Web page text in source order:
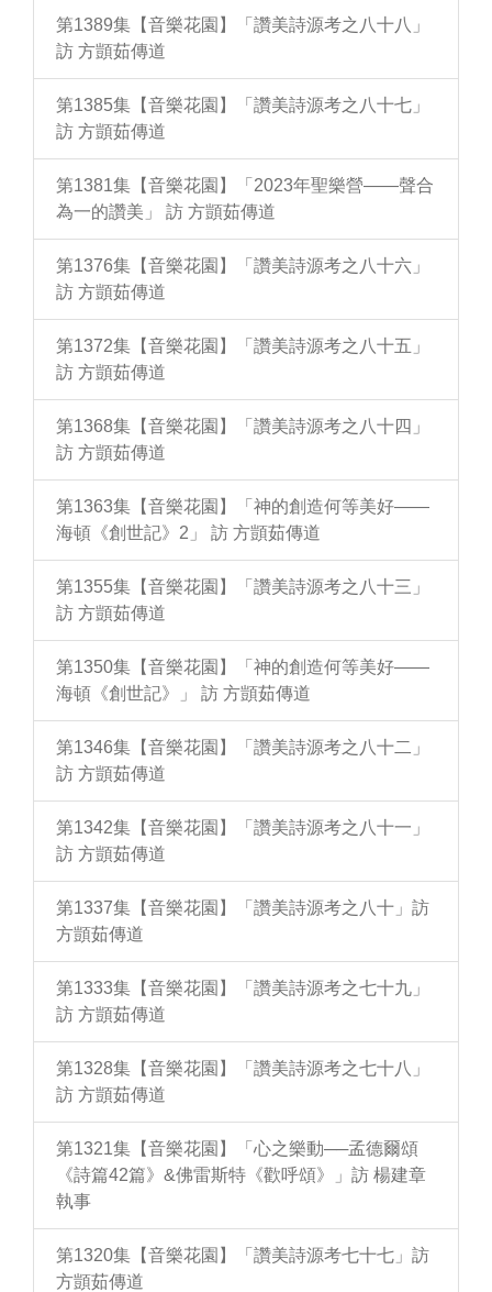
第1389集【音樂花園】「讚美詩源考之八十八」
訪 方顗茹傳道
第1385集【音樂花園】「讚美詩源考之八十七」
訪 方顗茹傳道
第1381集【音樂花園】「2023年聖樂營——聲合
為一的讚美」 訪 方顗茹傳道
第1376集【音樂花園】「讚美詩源考之八十六」
訪 方顗茹傳道
第1372集【音樂花園】「讚美詩源考之八十五」
訪 方顗茹傳道
第1368集【音樂花園】「讚美詩源考之八十四」
訪 方顗茹傳道
第1363集【音樂花園】「神的創造何等美好——
海頓《創世記》2」 訪 方顗茹傳道
第1355集【音樂花園】「讚美詩源考之八十三」
訪 方顗茹傳道
第1350集【音樂花園】「神的創造何等美好——
海頓《創世記》」 訪 方顗茹傳道
第1346集【音樂花園】「讚美詩源考之八十二」
訪 方顗茹傳道
第1342集【音樂花園】「讚美詩源考之八十一」
訪 方顗茹傳道
第1337集【音樂花園】「讚美詩源考之八十」訪
方顗茹傳道
第1333集【音樂花園】「讚美詩源考之七十九」
訪 方顗茹傳道
第1328集【音樂花園】「讚美詩源考之七十八」
訪 方顗茹傳道
第1321集【音樂花園】「心之樂動──孟德爾頌
《詩篇42篇》&佛雷斯特《歡呼頌》」訪 楊建章
執事
第1320集【音樂花園】「讚美詩源考七十七」訪
方顗茹傳道